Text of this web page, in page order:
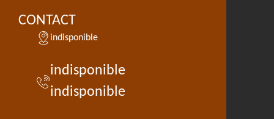
CONTACT
indisponible
indisponible
indisponible